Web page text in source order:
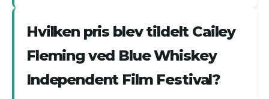
Hvilken pris blev tildelt Cailey
Fleming ved Blue Whiskey
Independent Film Festival?